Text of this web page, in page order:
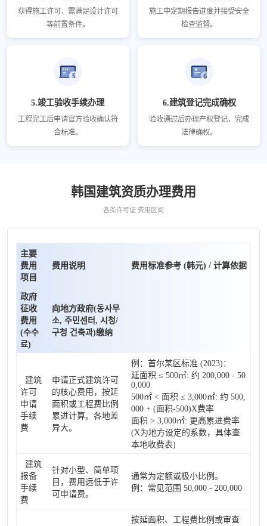
获得施工许可，需满足设计许可
等前置条件。
施工中定期报告进度并接受安全
检查监督。
5.竣工验收手续办理
工程完工后申请官方验收确认符
合标准。
6.建筑登记完成确权
验收通过后办理产权登记，完成
法律确权。
韩国建筑资质办理费用
各类许可证 费用区间
主要
费用
项目
费用说明 费用标准参考 (韩元) / 计算依据
政府
征收
费用
(수수
료)
向地方政府(동사무
소, 주민센터, 시청/
구청 건축과)缴纳
建筑
许可
申请
手续
费
申请正式建筑许可
的核心费用，按延
面积或工程费比例
累进计算。各地差
异大。
例：首尔某区标准 (2023)：
延面积 ≤ 500㎡: 约 200,000 - 50
0,000
500㎡ < 面积 ≤ 3,000㎡: 约 500,
000 + (面积-500)X费率
面积 > 3,000㎡: 更高累进费率
(X为地方设定的系数，具体查
本地收费表)
建筑
报备
手续
费
针对小型、简单项
目，费用远低于许
可申请费。
通常为定额或极小比例。
例：常见范围 50,000 - 200,000
按延面积、工程费比例或审查